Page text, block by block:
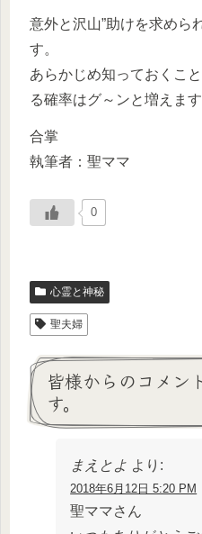
意外と沢山”助けを求めら
す。
あらかじめ知っておくこ
る確率はグ～ンと増えます
合掌
執筆者：聖ママ
0
心霊と神秘
聖夫婦
皆様からのコメン
す。
まえとよ より:
2018年6月12日 5:20 PM
聖ママさん